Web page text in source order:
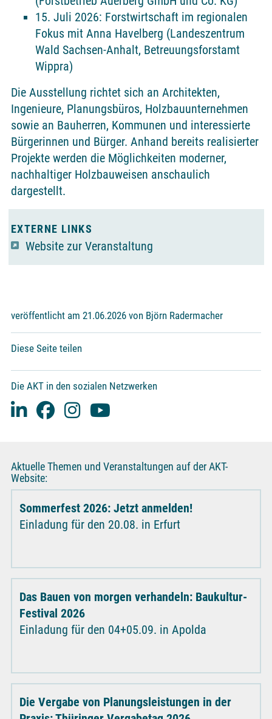
15. Juli 2026: Forstwirtschaft im regionalen
Fokus mit Anna Havelberg (Landeszentrum
Wald Sachsen-Anhalt, Betreuungsforstamt
Wippra)
Die Ausstellung richtet sich an Architekten,
Ingenieure, Planungsbüros, Holzbauunternehmen
sowie an Bauherren, Kommunen und interessierte
Bürgerinnen und Bürger. Anhand bereits realisierter
Projekte werden die Möglichkeiten moderner,
nachhaltiger Holzbauweisen anschaulich
dargestellt.
EXTERNE LINKS
Website zur Veranstaltung
veröffentlicht am 21.06.2026 von Björn Radermacher
Diese Seite teilen
Die AKT in den sozialen Netzwerken
Aktuelle Themen und Veranstaltungen auf der AKT-
Website:
Sommerfest 2026: Jetzt anmelden!
Einladung für den 20.08. in Erfurt
Das Bauen von morgen verhandeln: Baukultur-
Festival 2026
Einladung für den 04+05.09. in Apolda
Die Vergabe von Planungsleistungen in der